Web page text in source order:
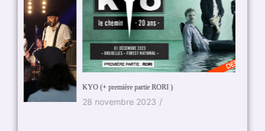
KYO (+ première partie RORI )
28 novembre 2023 /